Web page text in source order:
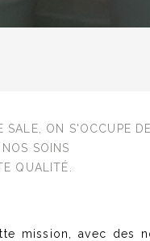
SALE, ON S'OCCUPE
SOINS
QUALITÉ.
mission
, avec des